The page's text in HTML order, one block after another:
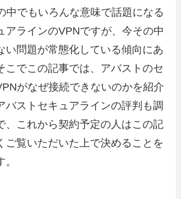
中でもいろんな意味で話題になる
アラインのVPNですが、今その中
い問題が常態化している傾向にあ
こでこの記事では、アバストのセ
がなぜ接続できないのかを紹介
バストセキュアラインの評判も調
、これから契約予定の人はこの記
ご覧いただいた上で決めることを